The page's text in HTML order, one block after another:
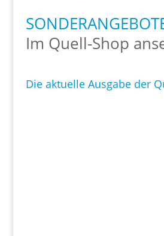
Im Quell-Shop
Die aktuelle Ausgabe der